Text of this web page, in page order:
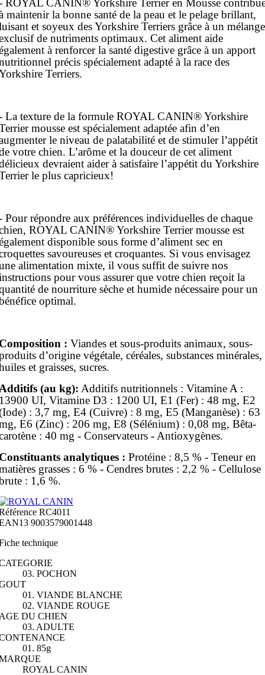
ROYAL CANIN® Yorkshire Terrier en Mousse
maintenir la bonne santé de la peau et le pelage brillant,
et soyeux des Yorkshire Terriers grâce à un mélange
de nutriments optimaux. Cet aliment aide
à renforcer la santé digestive grâce à un apport
précis spécialement adapté à la race des
Terriers.
La texture de la formule ROYAL CANIN® Yorkshire
mousse est spécialement adaptée afin d’en
le niveau de palatabilité et de stimuler l’appétit
votre chien. L’arôme et la douceur de cet aliment
devraient aider à satisfaire l’appétit du Yorkshire
le plus capricieux!
Pour répondre aux préférences individuelles de chaque
ROYAL CANIN® Yorkshire Terrier mousse est
disponible sous forme d’aliment sec en
savoureuses et croquantes. Si vous envisagez
alimentation mixte, il vous suffit de suivre nos
pour vous assurer que votre chien reçoit la
de nourriture sèche et humide nécessaire pour un
optimal.
: Viandes et sous-produits animaux, sous-
d’origine végétale, céréales, substances minérales,
et graisses, sucres.
(au kg): Additifs nutritionnels : Vitamine A :
UI, Vitamine D3 : 1200 UI, E1 (Fer) : 48 mg, E2
: 3,7 mg, E4 (Cuivre) : 8 mg, E5 (Manganèse) : 63
E6 (Zinc) : 206 mg, E8 (Sélénium) : 0,08 mg, Bêta-
: 40 mg - Conservateurs - Antioxygènes.
analytiques : Protéine : 8,5 % - Teneur en
grasses : 6 % - Cendres brutes : 2,2 % - Cellulose
: 1,6 %.
RC4011
9003579001448
technique
03. POCHON
01. VIANDE BLANCHE
02. VIANDE ROUGE
DU CHIEN
03. ADULTE
01. 85g
ROYAL CANIN